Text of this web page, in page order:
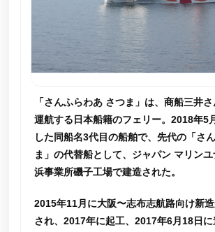
「さんふらわあ さつま」は、商船三井
運航する日本船籍のフェリー。2018年5
した同船名3代目の船舶で、先代の「さ
ま」の代替船として、ジャパン マリン
浜事業所磯子工場で建造された。
2015年11月に大阪〜志布志航路向け新
され、2017年に起工、2017年6月18日